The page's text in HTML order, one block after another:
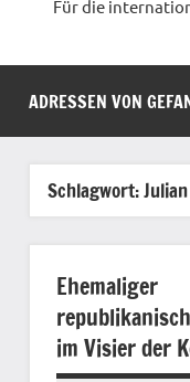
Für die
ADRESSEN VON
Schlagwort:
Ehemaliger
im Visier der